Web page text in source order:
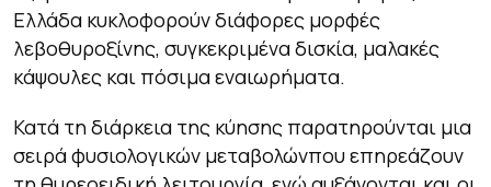
Ελλάδα κυκλοφορούν διάφορες μορφές
λεβοθυροξίνης, συγκεκριμένα δισκία, μαλακές
κάψουλες και πόσιμα εναιωρήματα.
Κατά τη διάρκεια της κύησης παρατηρούνται μια
σειρά φυσιολογικών μεταβολώνπου επηρεάζουν